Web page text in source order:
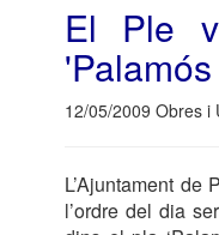
El Ple
12/05/2009 Obres i
L’Ajuntament
l’ordre del dia